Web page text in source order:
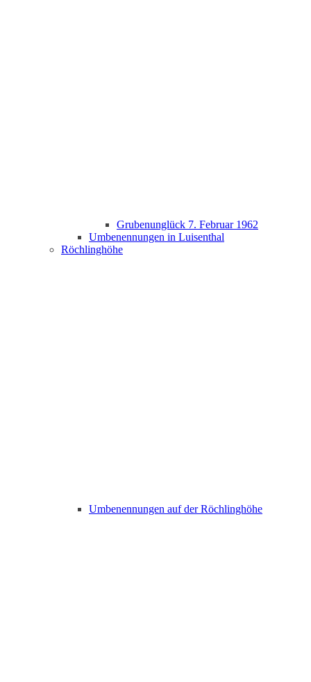
Grubenunglück 7. Februar 1962
Umbenennungen in Luisenthal
Röchlinghöhe
Umbenennungen auf der Röchlinghöhe